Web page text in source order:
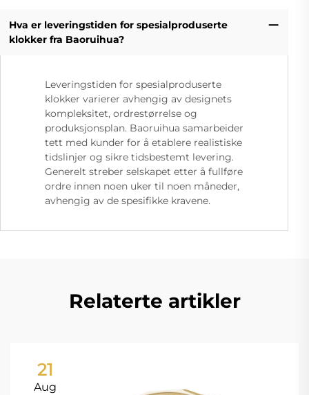
Hva er leveringstiden for spesialproduserte
klokker fra Baoruihua?
Leveringstiden for spesialproduserte
klokker varierer avhengig av designets
kompleksitet, ordrestørrelse og
produksjonsplan. Baoruihua samarbeider
tett med kunder for å etablere realistiske
tidslinjer og sikre tidsbestemt levering.
Generelt streber selskapet etter å fullføre
ordre innen noen uker til noen måneder,
avhengig av de spesifikke kravene.
Relaterte artikler
21
Aug